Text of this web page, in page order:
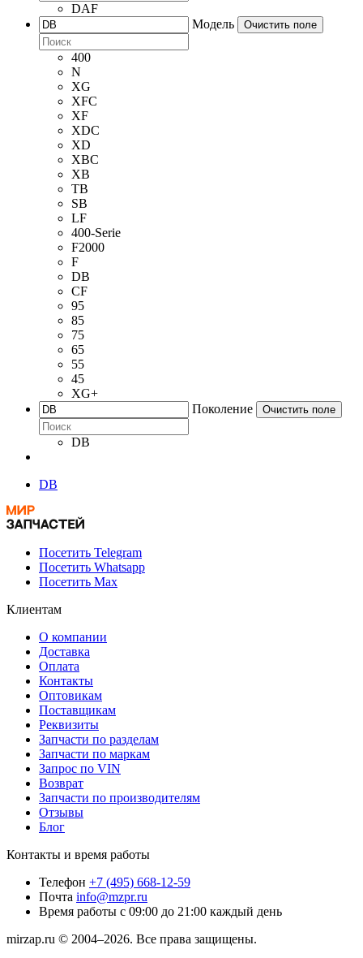
DAF
Модель
Очистить поле
400
N
XG
XFC
XF
XDC
XD
XBC
XB
TB
SB
LF
400-Serie
F2000
F
DB
CF
95
85
75
65
55
45
XG+
Поколение
Очистить поле
DB
DB
Посетить Telegram
Посетить Whatsapp
Посетить Max
Клиентам
О компании
Доставка
Оплата
Контакты
Оптовикам
Поставщикам
Реквизиты
Запчасти по разделам
Запчасти по маркам
Запрос по VIN
Возврат
Запчасти по производителям
Отзывы
Блог
Контакты и время работы
Телефон +7 (495) 668-12-59
Почта info@mzpr.ru
Время работы с 09:00 до 21:00 каждый день
mirzap.ru © 2004–2026. Все права защищены.